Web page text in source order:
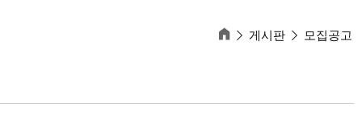
게시판 모집공고